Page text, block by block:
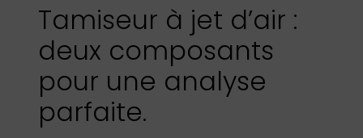
Tamiseur à jet d’air :
deux composants
pour une analyse
parfaite.